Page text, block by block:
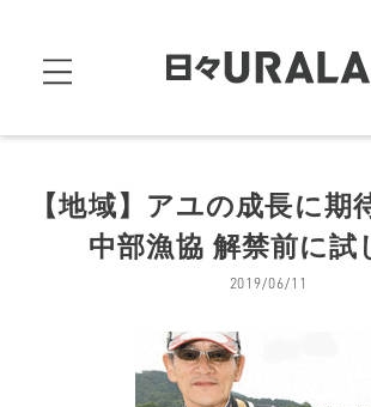
【地域】アユの成長に期
中部漁協 解禁前に試
2019/06/11